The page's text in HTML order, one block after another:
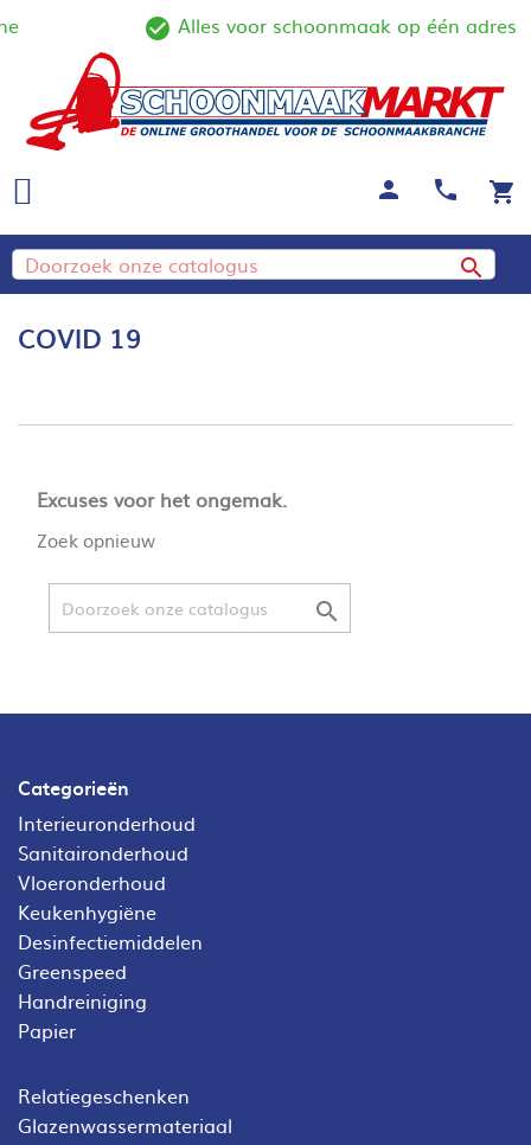
check_circle_outline
Alles voor schoonmaak op één adres
shopping_cart
call
person

COVID 19
Excuses voor het ongemak.
Zoek opnieuw

Categorieën
Interieuronderhoud
Sanitaironderhoud
Vloeronderhoud
Keukenhygiëne
Desinfectiemiddelen
Greenspeed
Handreiniging
Papier
Relatiegeschenken
Glazenwassermateriaal